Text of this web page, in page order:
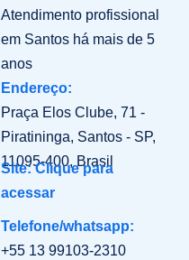
Atendimento profissional
em Santos há mais de 5
anos
Endereço:
Praça Elos Clube, 71 -
Piratininga, Santos - SP,
11095-400, Brasil
Site: Clique para
acessar
Telefone/whatsapp:
+55 13 99103-2310